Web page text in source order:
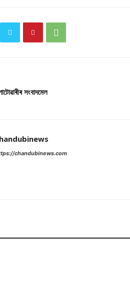
সংবাদমেল
chandubinews.com